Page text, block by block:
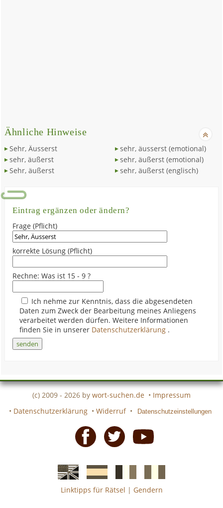
Ähnliche Hinweise
Sehr, Äusserst
sehr, äußerst
Sehr, äußerst
sehr, äusserst (emotional)
sehr, äußerst (emotional)
sehr, äußerst (englisch)
Eintrag ergänzen oder ändern?
Frage (Pflicht)
korrekte Lösung (Pflicht)
Rechne: Was ist 15 - 9 ?
Ich nehme zur Kenntnis, dass die abgesendeten
Daten zum Zweck der Bearbeitung meines Anliegens
verarbeitet werden dürfen. Weitere Informationen
finden Sie in unserer Datenschutzerklärung .
(c) 2009 - 2026 by wort-suchen.de • Impressum
• Datenschutzerklärung • Widerruf • Datenschutzeinstellungen
EnglischeSpanischefranzösicheitalienische
Linktipps für Rätsel | Gendern